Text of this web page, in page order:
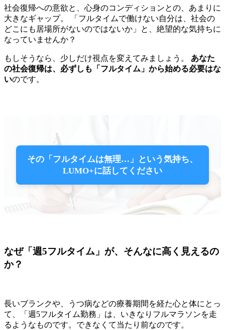
社会復帰への意欲と、心身のコンディションとの、あまりに
大きなギャップ。 「フルタイムで働けない自分は、社会の
どこにも居場所がないのではないか」と、絶望的な気持ちに
なっていませんか？
もしそうなら、少しだけ視点を変えてみましょう。 あなた
の社会復帰は、必ずしも「フルタイム」から始める必要はな
いのです。
その「フルタイムは無理…」という気持ち、
LUMO+に話してください
なぜ「週5フルタイム」が、そんなに高く見えるの
か？
長いブランクや、うつ病などの療養期間を経た心と体にとっ
て、「週5フルタイム勤務」は、いきなりフルマラソンを走
るようなものです。できなくて当たり前なのです。